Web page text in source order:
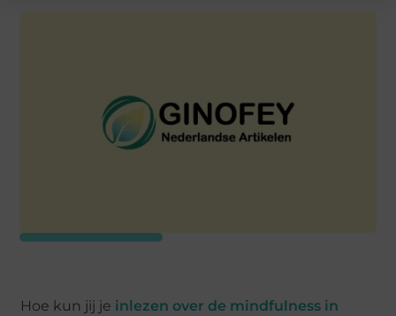
Hoe kun jij je inlezen over de mindfulness in